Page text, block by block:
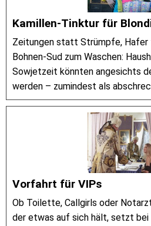
Kamillen-Tinktur für
Zeitungen statt Strümpfe, Hafer
Bohnen-Sud zum Waschen:
Sowjetzeit könnten angesichts
werden – zumindest als
Vorfahrt für VIPs
Ob Toilette, Callgirls oder
der etwas auf sich hält, setzt bei